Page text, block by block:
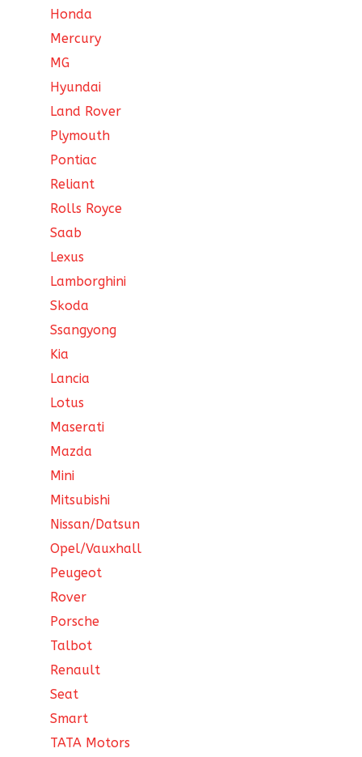
Honda
Mercury
MG
Hyundai
Land Rover
Plymouth
Pontiac
Reliant
Rolls Royce
Saab
Lexus
Lamborghini
Skoda
Ssangyong
Kia
Lancia
Lotus
Maserati
Mazda
Mini
Mitsubishi
Nissan/Datsun
Opel/Vauxhall
Peugeot
Rover
Porsche
Talbot
Renault
Seat
Smart
TATA Motors